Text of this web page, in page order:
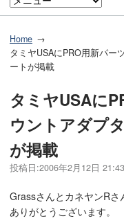
Home
タミヤUSAにPRO用新パー
ートが掲載
タミヤUSAに
ウントアダプ
が掲載
投稿日:2006年2月12日 21:43
GrassさんとカネヤンRさ
ありがとうございます。